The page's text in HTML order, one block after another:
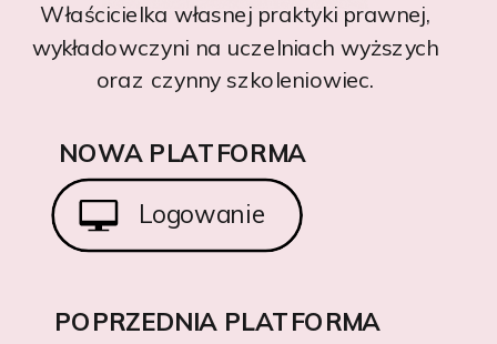
Właścicielka własnej praktyki prawnej,
wykładowczyni na uczelniach wyższych
oraz czynny szkoleniowiec.
Logowanie
NOWA PLATFORMA
POPRZEDNIA PLATFORMA